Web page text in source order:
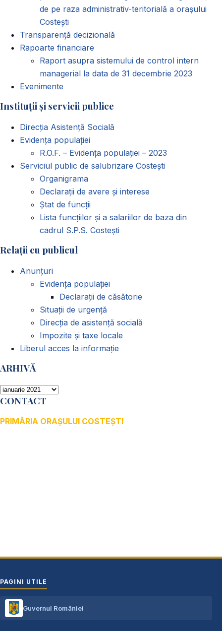
de pe raza administrativ-teritorială a orașului
Costești
Transparență decizională
Rapoarte financiare
Raport asupra sistemului de control intern
managerial la data de 31 decembrie 2023
Evenimente
Instituții și servicii publice
Direcția Asistență Socială
Evidența populației
R.O.F. – Evidența populației – 2023
Serviciul public de salubrizare Costești
Organigrama
Declarații de avere și interese
Ștat de funcții
Lista funcțiilor și a salariilor de baza din
cadrul S.P.S. Costești
Relații cu publicul
Anunțuri
Evidența populației
Declarații de căsătorie
Situații de urgență
Direcția de asistență socială
Impozite și taxe locale
Liberul acces la informație
ARHIVĂ
ARHIVĂ
CONTACT
PRIMĂRIA ORAȘULUI COSTEȘTI
PAGINI UTILE
Guvernul României